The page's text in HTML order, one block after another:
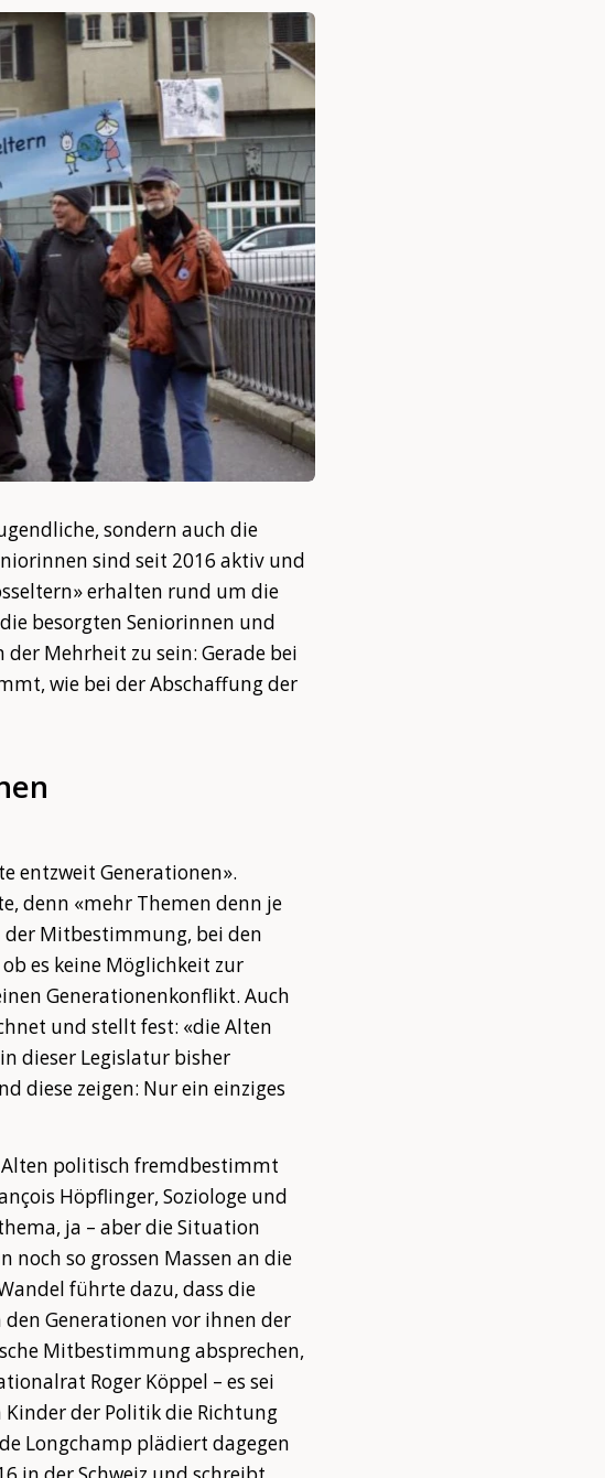
sondern auch die
sind seit 2016 aktiv und
erhalten rund um die
besorgten Seniorinnen und
Mehrheit zu sein: Gerade bei
wie bei der Abschaffung der
entzweit Generationen».
denn «mehr Themen denn je
der Mitbestimmung, bei den
es keine Möglichkeit zur
Generationenkonflikt. Auch
und stellt fest: «die Alten
dieser Legislatur bisher
diese zeigen: Nur ein einziges
Alten politisch fremdbestimmt
Höpflinger, Soziologe und
ja – aber die Situation
noch so grossen Massen an die
führte dazu, dass die
Generationen vor ihnen der
Mitbestimmung absprechen,
Roger Köppel – es sei
Kinder der Politik die Richtung
Longchamp plädiert dagegen